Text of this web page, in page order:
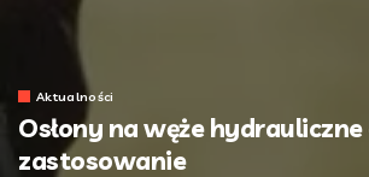
Aktualności
Osłony na węże
zastosowanie